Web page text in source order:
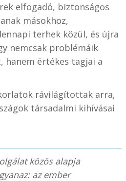
elfogadó, biztonságos
másokhoz,
terhek közül, és újra
nemcsak problémáik
hanem értékes tagjai a
rávilágítottak arra,
társadalmi kihívásai
közös alapja
az ember